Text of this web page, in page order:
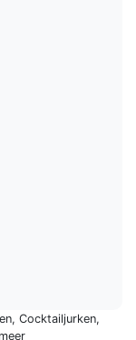
, Cocktailjurken,